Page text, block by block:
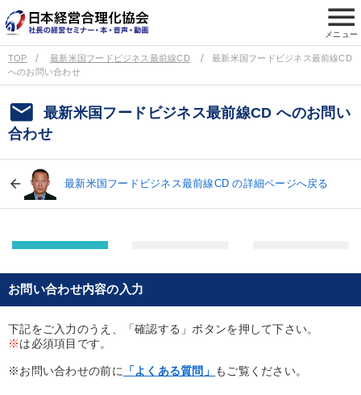
menu
メニュー
TOP 最新米国フードビジネス最前線CD
最新米国フードビジネス最前線CD
へのお問い合わせ
email
最新米国フードビジネス最前線CD へのお問い
合わせ
最新米国フードビジネス最前線CD の詳細ページへ戻る
お問い合わせ内容の入力
下記をご入力のうえ、「確認する」ボタンを押して下さい。
※は必須項目です。
※お問い合わせの前に 「よくある質問」 もご覧ください。